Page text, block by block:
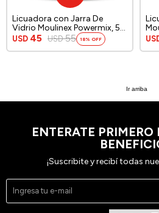
Licuadora con Jarra De
Vidrio Moulinex Powermix, 5
Velocidades, color blanco.
USD 45 USD 55 18
L,
Ir arriba
ENTERATE PRIMERO
¡Suscribite y recibí todas